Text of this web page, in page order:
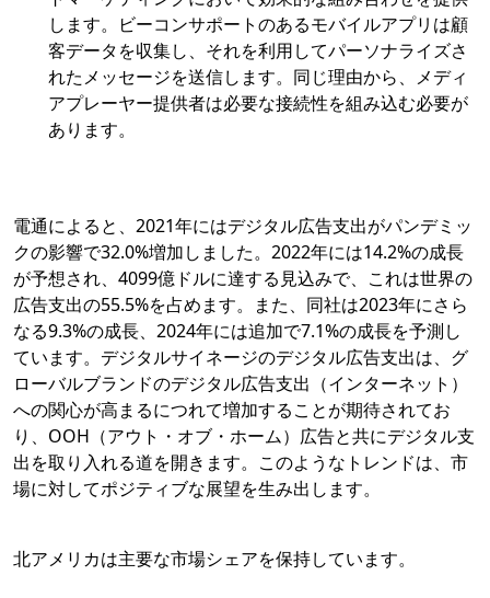
します。ビーコンサポートのあるモバイルアプリは顧
客データを収集し、それを利用してパーソナライズさ
れたメッセージを送信します。同じ理由から、メディ
アプレーヤー提供者は必要な接続性を組み込む必要が
あります。
電通によると、2021年にはデジタル広告支出がパンデミッ
クの影響で32.0%増加しました。2022年には14.2%の成長
が予想され、4099億ドルに達する見込みで、これは世界の
広告支出の55.5%を占めます。また、同社は2023年にさら
なる9.3%の成長、2024年には追加で7.1%の成長を予測し
ています。デジタルサイネージのデジタル広告支出は、グ
ローバルブランドのデジタル広告支出（インターネット）
への関心が高まるにつれて増加することが期待されてお
り、OOH（アウト・オブ・ホーム）広告と共にデジタル支
出を取り入れる道を開きます。このようなトレンドは、市
場に対してポジティブな展望を生み出します。
北アメリカは主要な市場シェアを保持しています。